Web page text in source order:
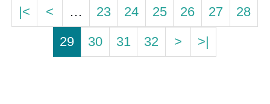
|< < … 23 24 25 26 27
28
29
30 31 32 > >|